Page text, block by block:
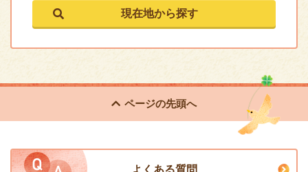
ページの先頭へ
よくある質問